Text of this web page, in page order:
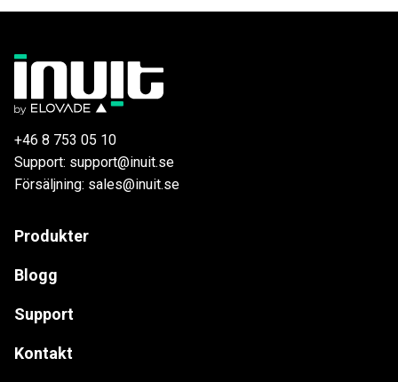
+46 8 753 05 10
Support: support@inuit.se
Försäljning: sales@inuit.se
Produkter
Blogg
Support
Kontakt